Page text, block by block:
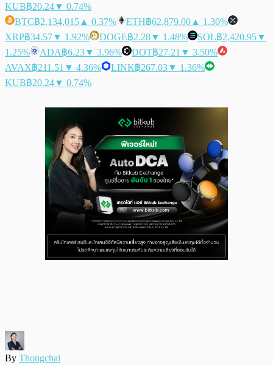
KUB฿20.24▼ 0.74%
BTC฿2,134,015 ▲ 0.37% ETH฿62,879.00 ▲ 1.30%
XRP฿34.57▼ 1.92% DOGE฿2.28▼ 1.48% SOL฿2,420.95▼
1.25%
ADA฿6.23▼ 3.96% DOT฿27.21 ▼ 3.50%
AVAX฿211.51 ▼ 4.36% LINK฿267.03▼ 1.36%
KUB฿20.24▼ 0.74%
By Thongchai